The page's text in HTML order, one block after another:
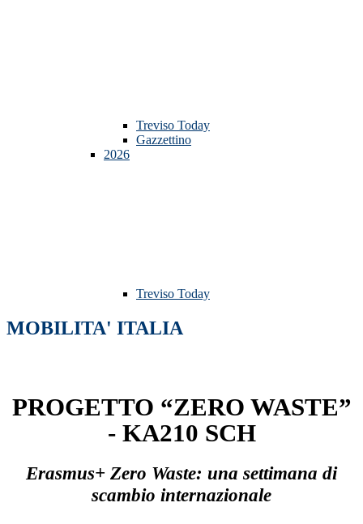
Treviso Today
Gazzettino
2026
Treviso Today
MOBILITA' ITALIA
PROGETTO “ZERO WASTE”
- KA210 SCH
Erasmus+ Zero Waste: una settimana di
scambio internazionale